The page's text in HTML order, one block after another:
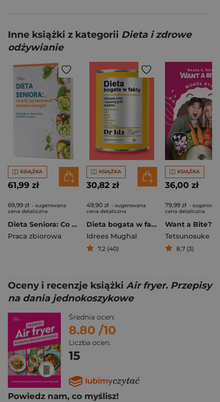
Inne książki z kategorii Dieta i zdrowe
odżywianie
KSIĄŻKA
61,99 zł
69,99 zł - sugerowana
cena detaliczna
Dieta Seniora: Co jeść, by zachować zdrowie i energię?
Praca zbiorowa
KSIĄŻKA
30,82 zł
49,90 zł - sugerowana
cena detaliczna
Dieta bogata w fakty
Idrees Mughal
7,2 (40)
KSIĄŻKA
36,00 zł
79,99 zł -
cena detaliczna
8,7 (3)
Oceny i recenzje książki Air fryer. Przepisy
na dania jednokoszykowe
Średnia ocen:
8.80 /10
Liczba ocen:
15
Powiedz nam, co myślisz!